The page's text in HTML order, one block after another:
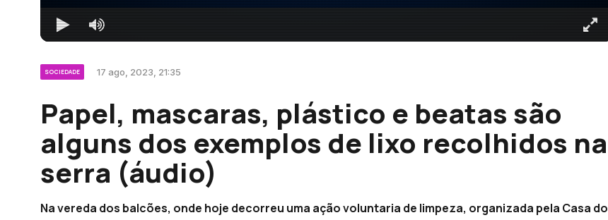
SOCIEDADE 17 ago, 2023, 21:35
Papel, mascaras, plástico e beatas são
alguns dos exemplos de lixo recolhidos na
serra (áudio)
Na vereda dos balcões, onde hoje decorreu uma ação voluntaria de limpeza, organizada pela Casa do